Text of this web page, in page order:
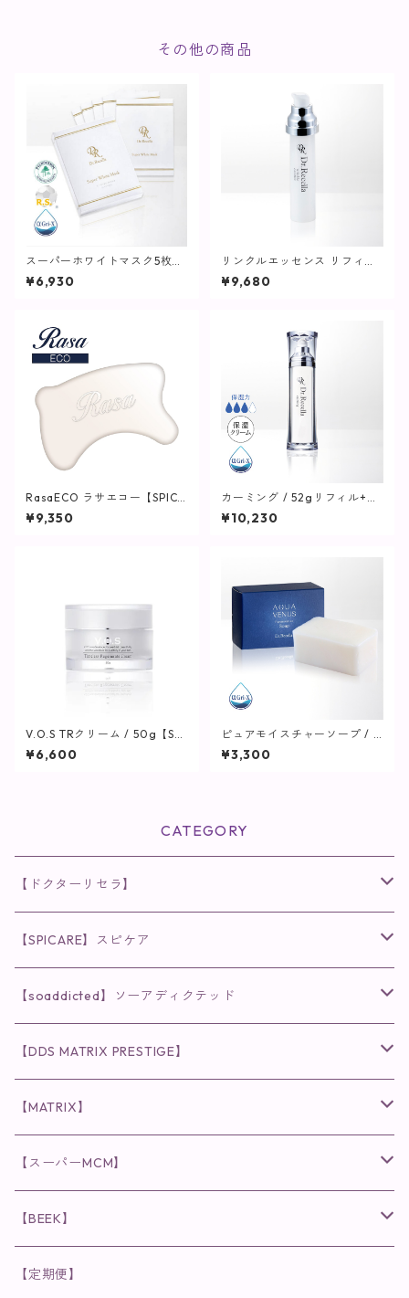
その他の商品
スーパーホワイトマスク5枚入
【マスクパック】
¥6,930
リンクルエッセンス リフィル
(つけ替え用) / 32mL【美容
液】
¥9,680
RasaECO ラサエコー【SPICA
RE】
¥9,350
カーミング / 52gリフィル+専
用ボトル【保湿クリーム】
¥10,230
V.O.S TRクリーム / 50g【SPI
CARE】
¥6,600
ピュアモイスチャーソープ / 11
0g【洗顔】
¥3,300
CATEGORY
【ドクターリセラ】
◉AQUA VENUS
クレンジング・洗顔
化粧水
◉VI PLANTE
リキッド
ディフェンサー
◉ナチュリスティーアクレス
クレンジング
洗顔
◉インナーケア
食品
粒タイプ
◉cocochia
ヘナカラー
ヘアファンデーション
◉美顔器
◉スペシャルケア
【SPICARE】スピケア
◉V3シリーズ
ファンデーション・ベース
クレンジング・洗顔
◉V3 VSPIC C Line
クレンジング・洗顔
化粧水
◉スピケアシリーズ
◉V.O.Sシリーズ
クレンジング・洗顔
化粧水
◉メンズシリーズ
クレンジング・洗顔
◉MESシリーズ
【soaddicted】ソーアディクテッド
ラッシュアディクト
まつ毛用美容液
眉毛用美容液
リップアディクト
唇用美容液
ヘアアディクト
【DDS MATRIX PRESTIGE】
スキンケアシリーズ
美容液
【MATRIX】
スキンケアシリーズ
美容液
洗顔
【スーパーMCM】
インナーケア
【BEEK】
インナーケア
【定期便】